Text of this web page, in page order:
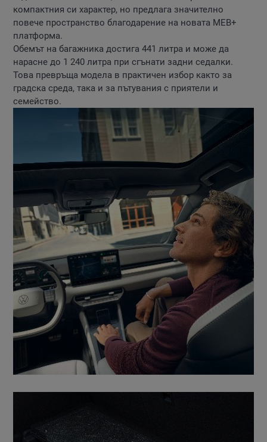
компактния си характер, но предлага значително
повече пространство благодарение на новата MEB+
платформа.
Обемът на багажника достига 441 литра и може да
нарасне до 1 240 литра при сгънати задни седалки.
Това превръща модела в практичен избор както за
градска среда, така и за пътувания с приятели и
семейство.